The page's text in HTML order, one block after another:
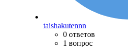
taishakutennn
0 ответов
1 вопрос